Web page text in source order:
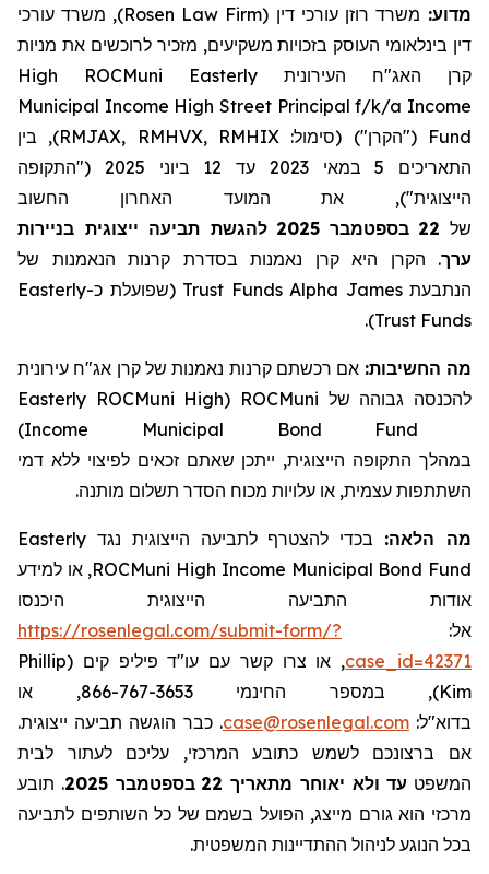
מדוע: משרד רוזן עורכי דין (Rosen Law Firm), משרד עורכי
דין בינלאומי העוסק בזכויות משקיעים, מזכיר לרוכשים את מניות
קרן האג"ח העירונית Easterly
ROCMuni
High
Income
Principal
Street
High
Income
Municipal
Fund ("הקרן") (סימול: RMJAX, RMHVX, RMHIX),
בין
התאריכים 5 במאי 2023 עד 12 ביוני
("התקופה
הייצוגית"), את המועד האחרון החשוב
של 22 בספטמבר 2025 להגשת תביעה ייצוגית בניירות
ערך.
הקרן היא קרן נאמנות בסדרת קרנות הנאמנות של
הנתבעת James
Alpha
Funds
Trust (שפועלת כ-Easterly
Funds
Trust
).
מה החשיבות: אם רכשתםקרנות נאמנות של קרן אג"ח עירונית
להכנסה גבוהה של ROCMuni
(
Easterly ROCMuni High
Income Municipal Bond Fund
)
במהלך התקופה הייצוגית, ייתכן שאתם זכאים לפיצוי ללא דמי
השתתפות עצמית, או עלויות מכוח הסדר תשלום מותנה.
מה הלאה: בכדי להצטרף לתביעה הייצוגית נגד Easterly
ROCMuni High Income Municipal Bond Fund, או למידע
אודות התביעה הייצוגית היכנסו
אל: https://rosenlegal.com/submit-form/?
case_id=42371, או צרו קשר עם עו"ד פיליפ קים (Phillip
Kim
), במספר החינמי 866-767-3653, או
בדוא"ל:case@rosenlegal.com. כבר הוגשה תביעה ייצוגית.
אם ברצונכם לשמש כתובע המרכזי, עליכם לעתור לבית
המשפט עד ולא יאוחר מתאריך 22 בספטמבר 2025 . תובע
מרכזי הוא גורם מייצג, הפועל בשמם של כל השותפים לתביעה
בכל הנוגע לניהול ההתדיינות המשפטית.